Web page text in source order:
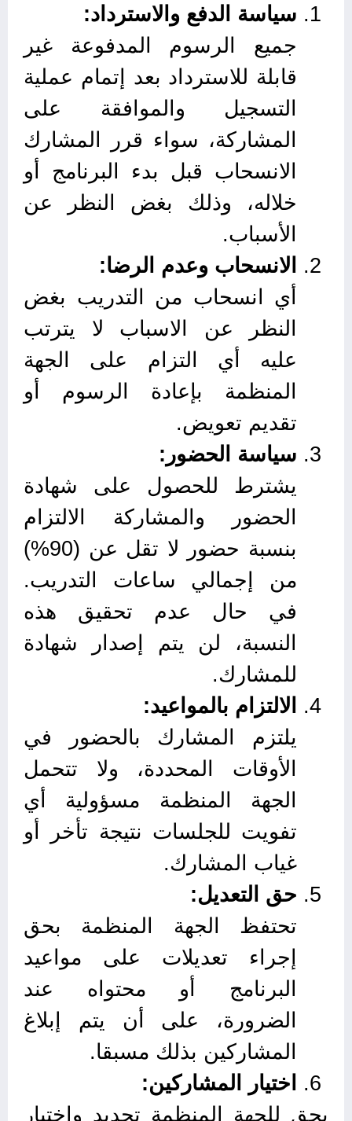
سياسة الدفع والاسترداد:
جميع الرسوم المدفوعة غير
قابلة للاسترداد بعد إتمام عملية
التسجيل والموافقة على
المشاركة، سواء قرر المشارك
الانسحاب قبل بدء البرنامج أو
خلاله، وذلك بغض النظر عن
الأسباب.
الانسحاب وعدم الرضا:
أي انسحاب من التدريب بغض
النظر عن الاسباب لا يترتب
عليه أي التزام على الجهة
المنظمة بإعادة الرسوم أو
تقديم تعويض.
سياسة الحضور:
يشترط للحصول على شهادة
الحضور والمشاركة الالتزام
بنسبة حضور لا تقل عن (90%)
من إجمالي ساعات التدريب.
في حال عدم تحقيق هذه
النسبة، لن يتم إصدار شهادة
للمشارك.
الالتزام بالمواعيد:
يلتزم المشارك بالحضور في
الأوقات المحددة، ولا تتحمل
الجهة المنظمة مسؤولية أي
تفويت للجلسات نتيجة تأخر أو
غياب المشارك.
حق التعديل:
تحتفظ الجهة المنظمة بحق
إجراء تعديلات على مواعيد
البرنامج أو محتواه عند
الضرورة، على أن يتم إبلاغ
المشاركين بذلك مسبقا.
اختيار المشاركين:
يحق للجهة المنظمة تحديد واختيار